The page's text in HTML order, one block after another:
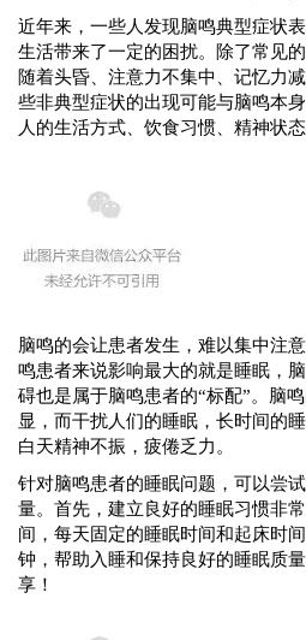
近年来，一些人发现脑鸣典型症状
生活带来了一定的困扰。除了常见
随着头昏、注意力不集中、记忆力
些非典型症状的出现可能与脑鸣本
人的生活方式、饮食习惯、精神状
脑鸣的会让患者发生，难以集中注
鸣患者来说影响最大的就是睡眠，
碍也是属于脑鸣患者的“标配”。脑
显，而干扰人们的睡眠，长时间的
白天精神不振，疲倦乏力。
针对脑鸣患者的睡眠问题，可以尝
量。首先，建立良好的睡眠习惯非
间，每天固定的睡眠时间和起床时
钟，帮助入睡和保持良好的睡眠质量
享！